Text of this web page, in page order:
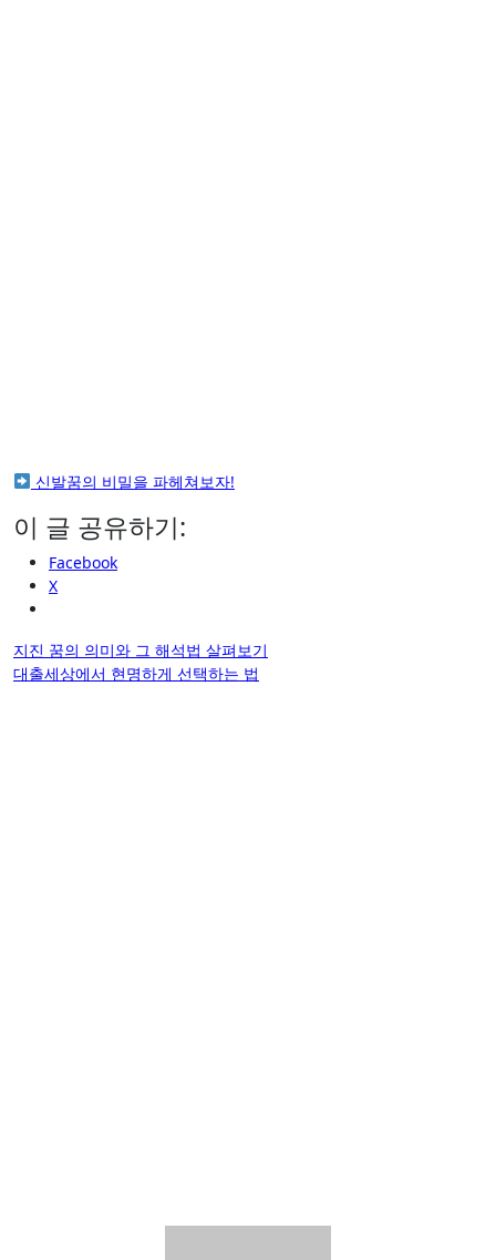
신발꿈의 비밀을 파헤쳐보자!
이 글 공유하기:
Facebook
X
글
탐
지진 꿈의 의미와 그 해석법 살펴보기
대출세상에서 현명하게 선택하는 법